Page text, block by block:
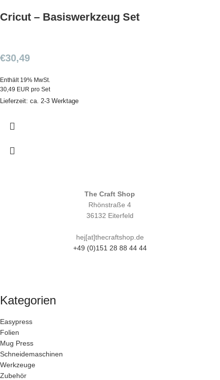
Cricut – Basiswerkzeug Set
€30,49
Enthält 19% MwSt.
30,49 EUR pro Set
Lieferzeit: ca. 2-3 Werktage
The Craft Shop
Rhönstraße 4
36132 Eiterfeld
hej[at]thecraftshop.de
+49 (0)151 28 88 44 44
Kategorien
Easypress
Folien
Mug Press
Schneidemaschinen
Werkzeuge
Zubehör